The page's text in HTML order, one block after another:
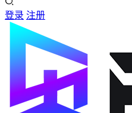
登录 注册